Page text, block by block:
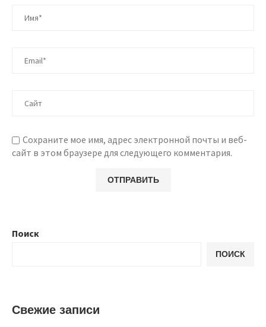
Сохраните мое имя, адрес электронной почты и веб-
сайт в этом браузере для следующего комментария.
Поиск
ПОИСК
Свежие записи